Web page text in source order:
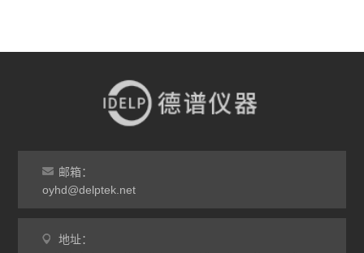
邮箱：
oyhd@delptek.net
地址：